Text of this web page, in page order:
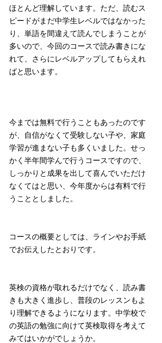
ほとんど理解しています。ただ、読むス
ピードがまだ中学生レベルではなかった
り、単語を間違えて読んでしまうことが
多いので、今回のコースで読み書きにな
れて、さらにレベルアップしてもらえれ
ばと思います。
今までは無料で行うこともあったのです
が、自信がなくて受験しない子や、家庭
学習が進まない子も多くいました。せっ
かく半年間学んで行うコースですので、
しっかりと成果を出して喜んでいただけ
なくてはと思い、今年度からは有料で行
うこととしました。
コースの概要としては、ラインやお手紙
でお伝えしたとおりです。
英検の資格が取れるだけでなく、読み書
きも大きく進歩し、普段のレッスンもよ
り理解できるようになります。中学校で
の英語の勉強に向けて英検取得を考えて
みてはいかがでしょうか。